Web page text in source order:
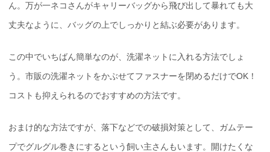
ん。万が一ネコさんがキャリーバッグから飛び出して暴れても大
丈夫なように、バッグの上でしっかりと結ぶ必要があります。
この中でいちばん簡単なのが、洗濯ネットに入れる方法でしょ
う。市販の洗濯ネットをかぶせてファスナーを閉めるだけでOK！
コストも抑えられるのでおすすめの方法です。
おまけ的な方法ですが、落下などでの破損対策として、ガムテー
プでグルグル巻きにするという飼い主さんもいます。開けたくな